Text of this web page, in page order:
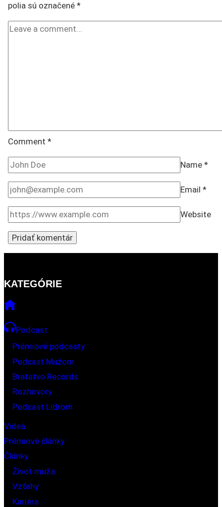
polia sú označené *
Comment *
Name *
Email *
Website
KATEGÓRIE
Podcast
Prémiové podcasty
Podcast Mužom
Bratstvo Records
Rozhovory
Podcast Lídrom
Videá
Prémiové články
Články
Život muža
Vzťahy
Kariéra